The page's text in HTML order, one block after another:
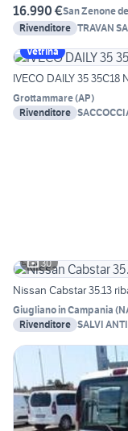
16.990 €San Zenone
Rivenditore TRAVAN
Vetrina
IVECO DAILY 35 35C18
Grottammare(AP)
Rivenditore
30
Nissan Cabstar 35.13
Giugliano in Campania (
Rivenditore SALVI